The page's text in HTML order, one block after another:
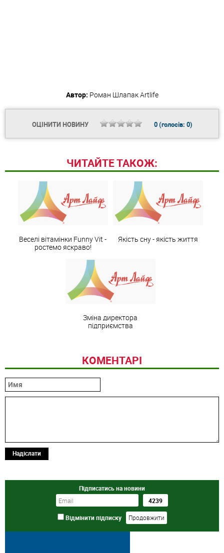
Автор: Роман ШлапакArtlife
ОЦІНИТИ НОВИНУ 0(голосів: 0)
ЧИТАЙТЕ ТАКОЖ:
Веселі вітамінки Funny Vit -
ростемо яскраво!
Якість сну - якість життя
Зміна директора
підприємства
КОМЕНТАРІ
Надіслати
Підписатись на новини
Відмінити підписку